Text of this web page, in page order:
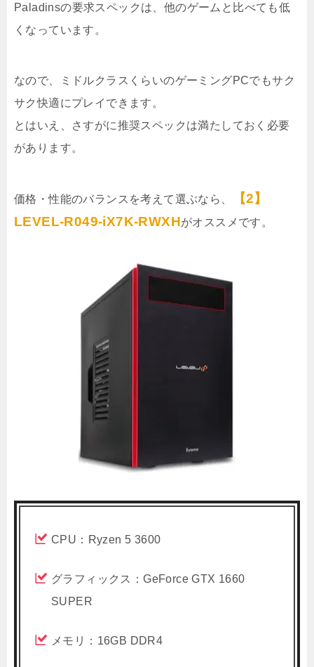
Paladinsの要求スペックは、他のゲームと比べても低
くなっています。
なので、ミドルクラスくらいのゲーミングPCでもサク
サク快適にプレイできます。
とはいえ、さすがに推奨スペックは満たしておく必要
があります。
価格・性能のバランスを考えて選ぶなら、
【2】
LEVEL-R049-iX7K-RWXHがオススメです。
CPU：Ryzen 5 3600
グラフィックス：GeForce GTX 1660
SUPER
メモリ：16GB DDR4